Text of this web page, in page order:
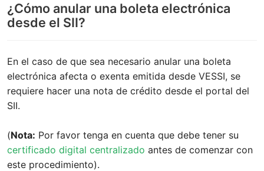
¿Cómo anular una boleta electrónica
desde el SII?
En el caso de que sea necesario anular una boleta
electrónica afecta o exenta emitida desde VESSI, se
requiere hacer una nota de crédito desde el portal del
SII.
(Nota: Por favor tenga en cuenta que debe tener su
certificado digital centralizado antes de comenzar con
este procedimiento).